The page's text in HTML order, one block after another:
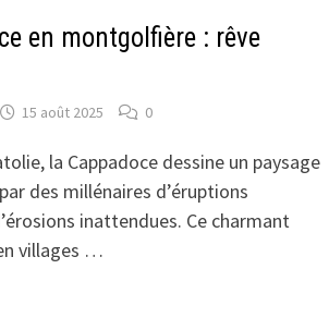
en montgolfière : rêve
15 août 2025 0
la Cappadoce dessine un paysage
des millénaires d’éruptions
inattendues. Ce charmant
villages …